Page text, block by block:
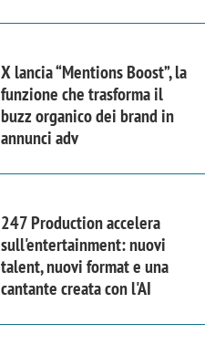
X lancia “Mentions Boost”, la
funzione che trasforma il
buzz organico dei brand in
annunci adv
247 Production accelera
sull'entertainment: nuovi
talent, nuovi format e una
cantante creata con l'AI